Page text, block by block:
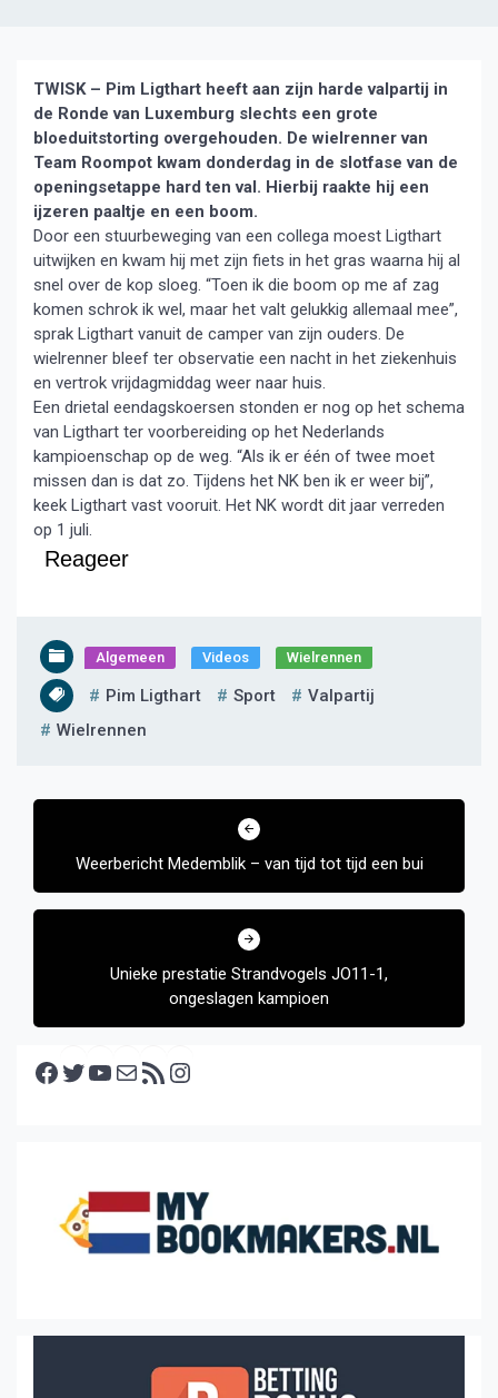
TWISK – Pim Ligthart heeft aan zijn harde valpartij in
de Ronde van Luxemburg slechts een grote
bloeduitstorting overgehouden. De wielrenner van
Team Roompot kwam donderdag in de slotfase van de
openingsetappe hard ten val. Hierbij raakte hij een
ijzeren paaltje en een boom.
Door een stuurbeweging van een collega moest Ligthart
uitwijken en kwam hij met zijn fiets in het gras waarna hij al
snel over de kop sloeg. “Toen ik die boom op me af zag
komen schrok ik wel, maar het valt gelukkig allemaal mee”,
sprak Ligthart vanuit de camper van zijn ouders. De
wielrenner bleef ter observatie een nacht in het ziekenhuis
en vertrok vrijdagmiddag weer naar huis.
Een drietal eendagskoersen stonden er nog op het schema
van Ligthart ter voorbereiding op het Nederlands
kampioenschap op de weg. “Als ik er één of twee moet
missen dan is dat zo. Tijdens het NK ben ik er weer bij”,
keek Ligthart vast vooruit. Het NK wordt dit jaar verreden
op 1 juli.
Reageer
Algemeen Videos Wielrennen
Pim Ligthart Sport
Valpartij
Wielrennen
Bericht
Weerbericht Medemblik – van tijd tot tijd een bui
Unieke prestatie Strandvogels JO11-1,
ongeslagen kampioen
Facebook Twitter YouTube E-mail RSS feed